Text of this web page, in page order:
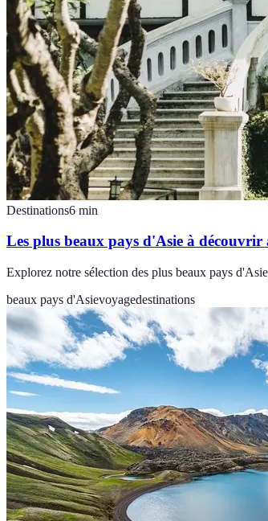
Destinations6 min
Les plus beaux pays d'Asie à découvrir
Explorez notre sélection des plus beaux pays
beaux pays d'Asievoyagedestinations